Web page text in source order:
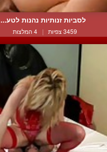
לסביות זנותיות נהנות לטע...
3459 צפיות | 4 המלצות